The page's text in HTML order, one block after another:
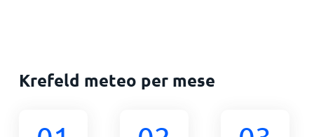
Krefeld meteo per mese